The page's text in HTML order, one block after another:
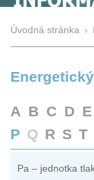
Úvodná stránka ›
A B C D E
P Q R S T
Pa – jednotka